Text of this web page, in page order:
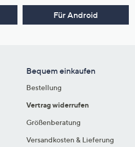
Für Android
Bequem einkaufen
Bestellung
Vertrag widerrufen
Größenberatung
Versandkosten & Lieferung